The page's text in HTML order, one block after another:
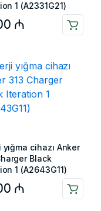
1 (A2331G21)
₼
yığma cihazı Anker
Black
1 (A2643G11)
₼